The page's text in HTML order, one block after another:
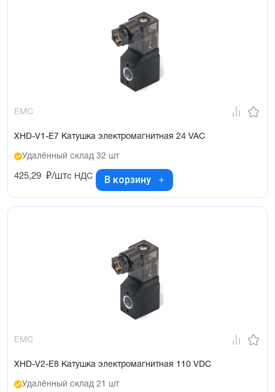
EMC
XHD-V1-E7 Катушка электромагнитная 24 VAC
Удалённый склад 32 шт
425,29 ₽/штс НДС В корзину
EMC
XHD-V2-E8 Катушка электромагнитная 110 VDC
Удалённый склад 21 шт